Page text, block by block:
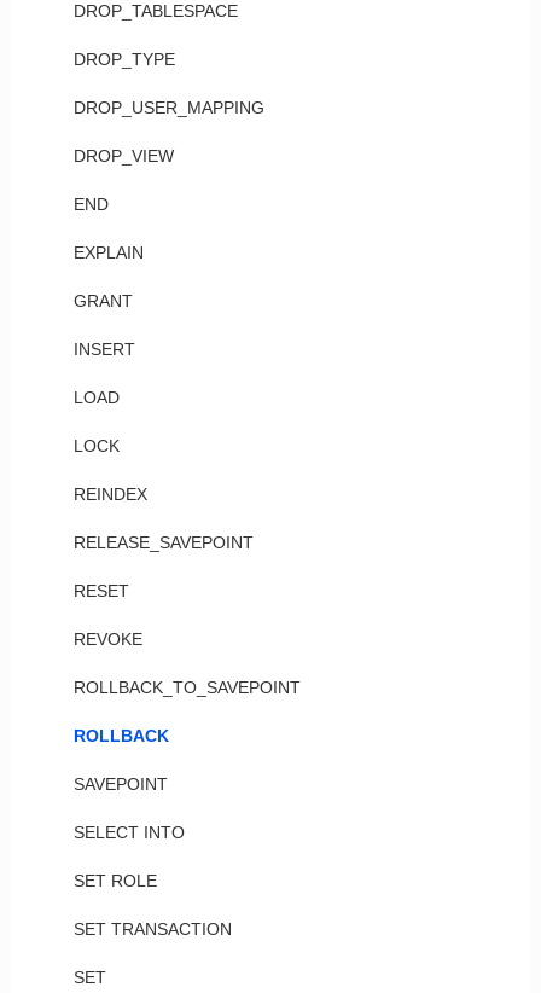
DROP_TABLESPACE
DROP_TYPE
DROP_USER_MAPPING
DROP_VIEW
END
EXPLAIN
GRANT
INSERT
LOAD
LOCK
REINDEX
RELEASE_SAVEPOINT
RESET
REVOKE
ROLLBACK_TO_SAVEPOINT
ROLLBACK
SAVEPOINT
SELECT INTO
SET ROLE
SET TRANSACTION
SET